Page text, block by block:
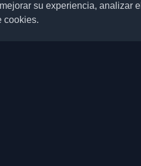
su experiencia, analizar
cookies.